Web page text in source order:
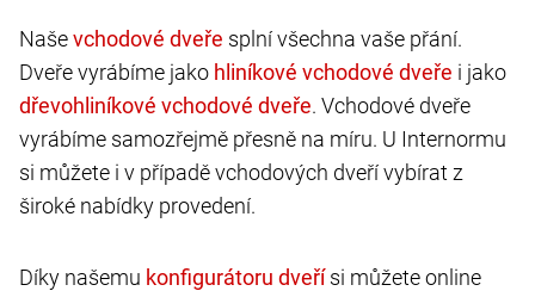
Naše
splní všechna vaše přání.
Dveře vyrábíme jako
i jako
. Vchodové dveře
vyrábíme samozřejmě přesně na míru. U Internormu
si můžete i v případě vchodových dveří vybírat z
široké nabídky provedení.
Díky našemu
si můžete online